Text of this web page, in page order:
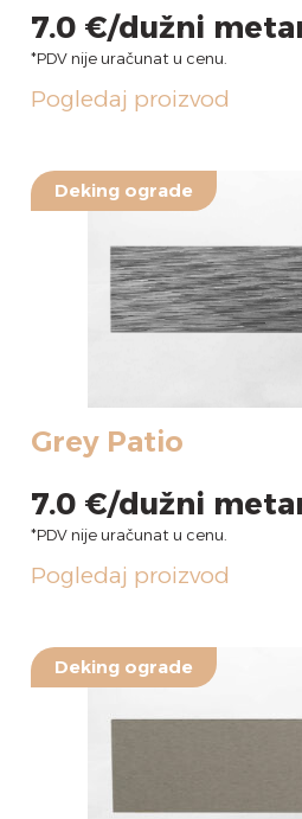
7.0 €
Pogledaj proizvod
Grey Patio
7.0 €
Pogledaj proizvod